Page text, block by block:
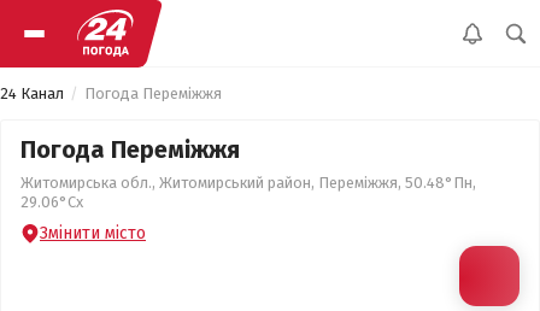
24 Канал Погода Переміжжя
Погода Переміжжя
Житомирська обл., Житомирський район, Переміжжя, 50.48°Пн,
29.06°Сх
Змінити місто